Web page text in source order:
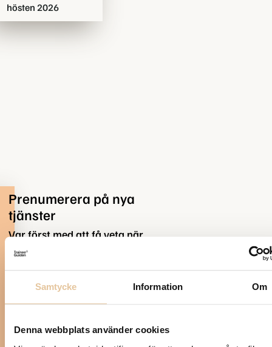
Samtycke Information Om
Denna webbplats använder cookies
hösten 2026
Prenumerera på nya
tjänster
Var först med att få veta när
det kommer en ny